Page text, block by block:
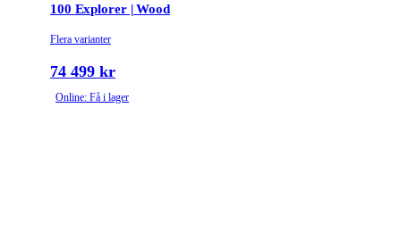
100 Explorer | Wood
Flera varianter
74 499 kr
Online: Få i lager